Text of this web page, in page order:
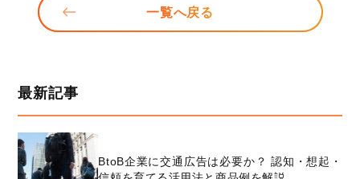
一覧へ戻る
最新記事
BtoB企業に交通広告は必要か？ 認知・想起・